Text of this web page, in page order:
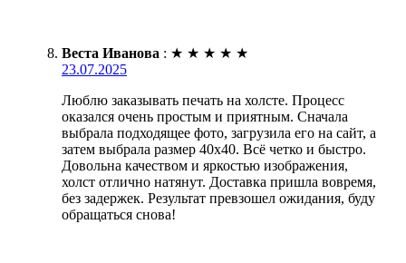
Веста Иванова : ★ ★ ★ ★ ★
23.07.2025
Люблю заказывать печать на холсте. Процесс
оказался очень простым и приятным. Сначала
выбрала подходящее фото, загрузила его на сайт, а
затем выбрала размер 40х40. Всё четко и быстро.
Довольна качеством и яркостью изображения,
холст отлично натянут. Доставка пришла вовремя,
без задержек. Результат превзошел ожидания, буду
обращаться снова!